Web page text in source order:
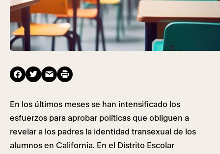
En los últimos meses se han intensificado los
esfuerzos para aprobar políticas que obliguen a
revelar a los padres la identidad transexual de los
alumnos en California. En el Distrito Escolar